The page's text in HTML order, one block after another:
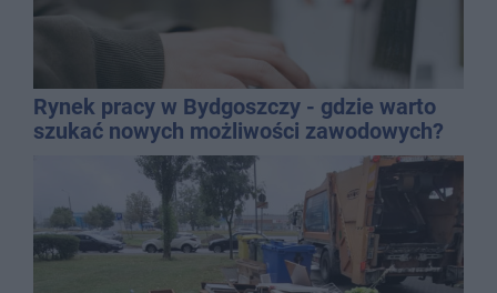
Rynek pracy w Bydgoszczy - gdzie warto
szukać nowych możliwości zawodowych?